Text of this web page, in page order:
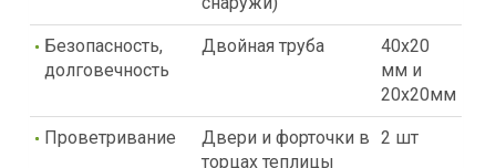
Безопасность,
долговечность
Двойная труба
40х20
мм и
20х20мм
Проветривание
Двери и форточки в
торцах теплицы
2 шт